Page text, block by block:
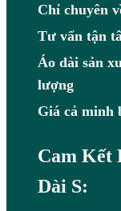
Chỉ chuyên
Tư vấn tận
Áo dài sản
lượng
Giá cả minh
Cam Kết
Dài S: